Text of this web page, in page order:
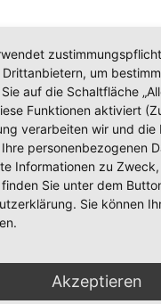
(FF,
um
auf die Schaltfläche
Funktionen aktiviert
verarbeiten wir und die
personenbezogenen
Informationen zu
Sie unter dem
Sie können
Akzeptieren